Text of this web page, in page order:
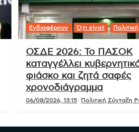
Ενδιαφέρουν Ό,τι είναι! Πολιτική
ΟΣΔΕ 2026: Το ΠΑΣΟΚ
καταγγέλλει
φιάσκο και ζητά σαφές
χρονοδιάγραμμα
06/08/2026, 13:15 Πολιτική Σύνταξη